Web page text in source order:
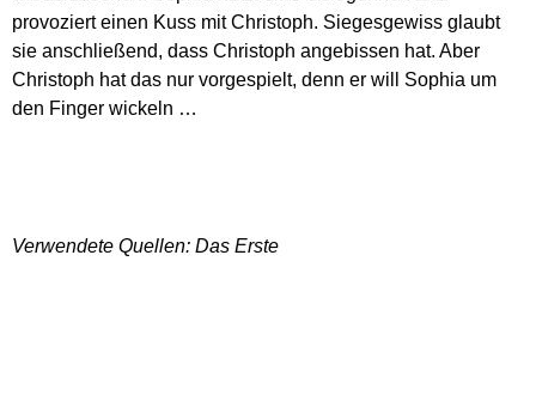
provoziert einen Kuss mit Christoph. Siegesgewiss glaubt
sie anschließend, dass Christoph angebissen hat. Aber
Christoph hat das nur vorgespielt, denn er will Sophia um
den Finger wickeln …
Verwendete Quellen: Das Erste